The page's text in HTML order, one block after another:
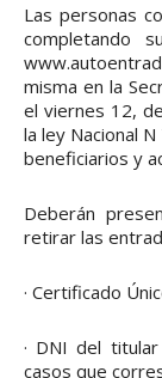
Las personas
completando
misma en la
el viernes 12,
la ley Nacional
beneficiarios y
Deberán
retirar las
· Certificado
· DNI del
casos que